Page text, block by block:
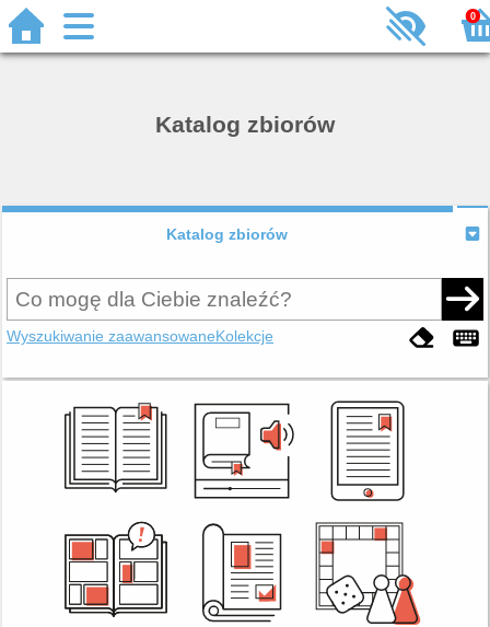
0
Katalog zbiorów
Katalog zbiorów
Wyszukiwanie zaawansowaneKolekcje